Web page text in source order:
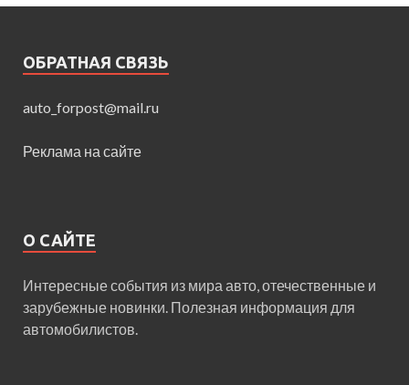
ОБРАТНАЯ СВЯЗЬ
auto_forpost@mail.ru
Реклама на сайте
О САЙТЕ
Интересные события из мира авто, отечественные и
зарубежные новинки. Полезная информация для
автомобилистов.